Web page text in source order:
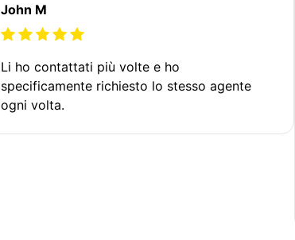
John M
Li ho contattati più volte e ho
specificamente richiesto lo stesso agente
ogni volta.